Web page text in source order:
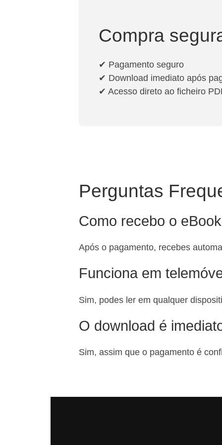
Compra
✔ Pagamento seguro
✔ Download imediato após
✔ Acesso direto ao ficheiro
Perguntas
Como recebo o
Após o pagamento, recebes
Funciona em
Sim, podes ler em qualquer
O download é
Sim, assim que o pagamento é